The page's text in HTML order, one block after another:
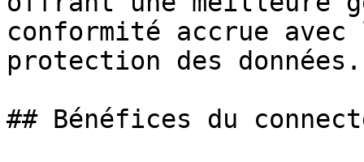
conformité accrue
protection des données.
## Bénéfices du